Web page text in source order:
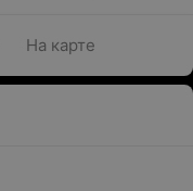
На карте